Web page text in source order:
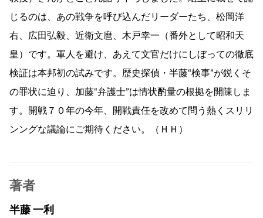
じるのは、あの戦争を呼び込んだリーダーたち、松岡洋
右、広田弘毅、近衛文麿、木戸幸一（番外として昭和天
皇）です。軍人を避け、あえて文官だけにしぼっての徹底
検証は本邦初の試みです。歴史探偵・半藤“検事”が鋭くそ
の罪状に迫り、加藤“弁護士”は情状酌量の根拠を開陳しま
す。開戦７０年の今年、開戦責任を改めて問う熱くスリリ
ンングな議論にご期待ください。（ＨＨ）
著者
半藤 一利